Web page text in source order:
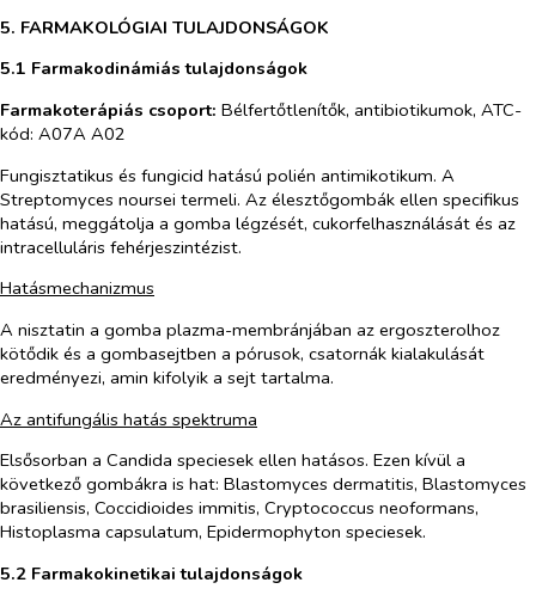
5. FARMAKOLÓGIAI TULAJDONSÁGOK
5.1 Farmakodinámiás tulajdonságok
Farmakoterápiás csoport: Bélfertőtlenítők, antibiotikumok, ATC-
kód: A07A A02
Fungisztatikus és fungicid hatású polién antimikotikum. A
Streptomyces noursei termeli. Az élesztőgombák ellen specifikus
hatású, meggátolja a gomba légzését, cukorfelhasználását és az
intracelluláris fehérjeszintézist.
Hatásmechanizmus
A nisztatin a gomba plazma-membránjában az ergoszterolhoz
kötődik és a gombasejtben a pórusok, csatornák kialakulását
eredményezi, amin kifolyik a sejt tartalma.
Az antifungális hatás spektruma
Elsősorban a Candida speciesek ellen hatásos. Ezen kívül a
következő gombákra is hat: Blastomyces dermatitis, Blastomyces
brasiliensis, Coccidioides immitis, Cryptococcus neoformans,
Histoplasma capsulatum, Epidermophyton speciesek.
5.2 Farmakokinetikai tulajdonságok